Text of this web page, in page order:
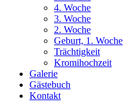
4. Woche
3. Woche
2. Woche
Geburt, 1. Woche
Trächtigkeit
Kromihochzeit
Galerie
Gästebuch
Kontakt